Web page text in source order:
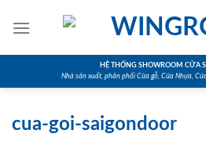
HỆ THỐNG SHOWROOM CỬA
Nhà sản xuất, phân phối Cửa gỗ, Cửa Nhựa,
cua-goi-saigondoor